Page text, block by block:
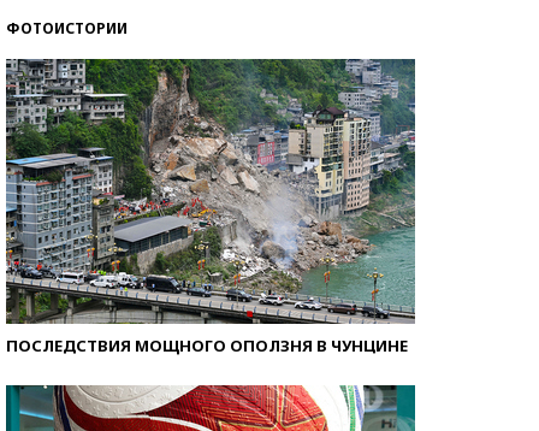
ФОТОИСТОРИИ
ПОСЛЕДСТВИЯ МОЩНОГО ОПОЛЗНЯ В ЧУНЦИНЕ